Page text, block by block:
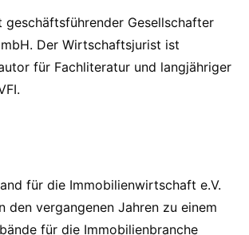
Gesellschafter
Der Wirtschaftsjurist ist
für Fachliteratur und langjähriger
für die Immobilienwirtschaft e.V.
den vergangenen Jahren zu einem
für die Immobilienbranche